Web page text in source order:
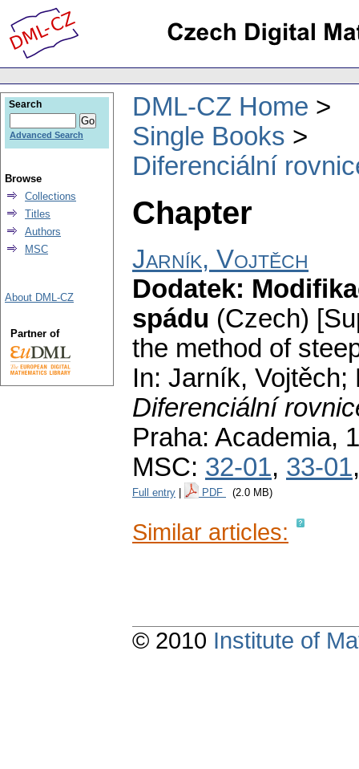
DML-CZ Home
Single Books
Diferenciální
Chapter
Jarník, Vojtěch
Dodatek:
spádu (Czech)
the method of
In: Jarník,
Diferenciální
Praha: Academia,
MSC: 32-01, 33-01
Full entry PDF (2.0 MB)
Similar articles:
Search
Advanced Search
Browse
Collections
Titles
Authors
MSC
About DML-CZ
Partner of
© 2010 Institute of